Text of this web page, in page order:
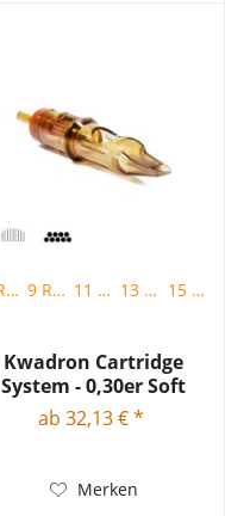
7 RM 9 RM 11 RM 13 RM 15 RM
Kwadron Cartridge
System - 0,30er Soft
Edge...
ab 32,13 € *
Merken